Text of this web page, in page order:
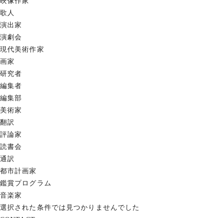
歌人
演出家
演劇会
現代美術作家
画家
研究者
編集者
編集部
美術家
翻訳
評論家
読書会
通訳
都市計画家
鑑賞プログラム
音楽家
選択された条件では見つかりませんでした